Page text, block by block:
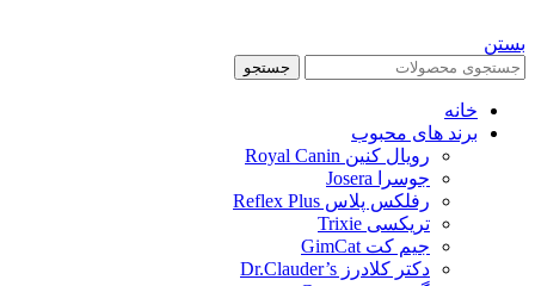
بستن
جستجو
خانه
برند های محبوب
رویال کنین Royal Canin
جوسرا Josera
رفلکس پلاس Reflex Plus
تریکسی Trixie
جیم کت GimCat
دکتر کلادرز Dr.Clauder’s